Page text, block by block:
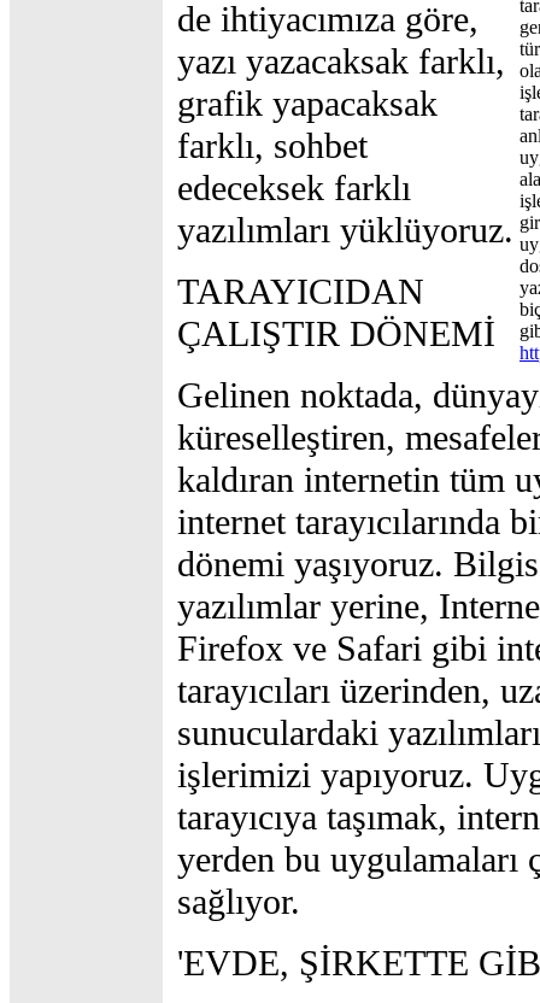
de ihtiyacımıza göre,
yazı yazacaksak farklı,
grafik yapacaksak
farklı, sohbet
edeceksek farklı
yazılımları yüklüyoruz.
TARAYICIDAN
ÇALIŞTIR DÖNEMİ
Gelinen noktada,
küreselleştiren,
kaldıran internetin tüm
internet tarayıcılarında
dönemi yaşıyoruz.
yazılımlar yerine,
Firefox ve Safari gibi
tarayıcıları üzerinden,
sunuculardaki
işlerimizi yapıyoruz.
tarayıcıya taşımak,
yerden bu uygulamaları
sağlıyor.
'EVDE, ŞİRKETTE